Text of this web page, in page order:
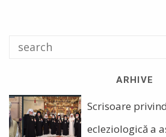
ARHIVE
Scrisoare
ecleziologică a